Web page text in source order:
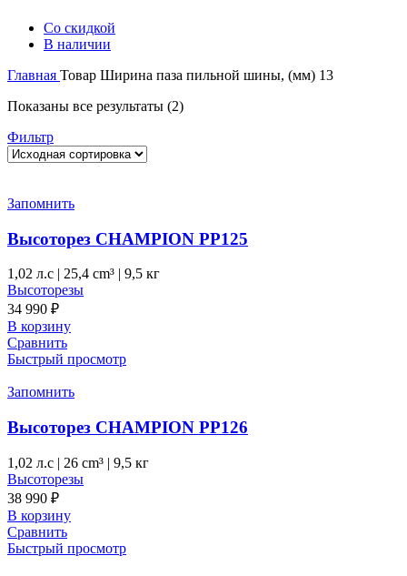
Со скидкой
В наличии
Главная Товар Ширина паза пильной шины, (мм) 13
Показаны все результаты (2)
Фильтр
Запомнить
Высоторез CHAMPION PP125
1,02 л.с | 25,4 cm³ | 9,5 кг
Высоторезы
34 990 ₽
В корзину
Сравнить
Быстрый просмотр
Запомнить
Высоторез CHAMPION PP126
1,02 л.с | 26 cm³ | 9,5 кг
Высоторезы
38 990 ₽
В корзину
Сравнить
Быстрый просмотр